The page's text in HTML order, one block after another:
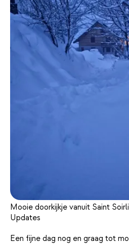
Mooie doorkijkje vanuit Saint
Updates
Een fijne dag nog en graag tot